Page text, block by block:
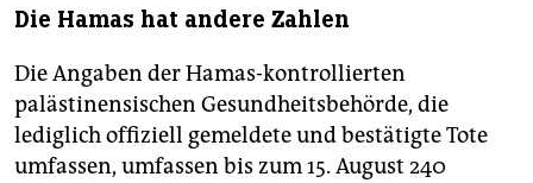
Die Hamas hat andere Zahlen
Die Angaben der Hamas-kontrollierten
palästinensischen Gesundheitsbehörde, die
lediglich offiziell gemeldete und bestätigte Tote
umfassen, umfassen bis zum 15. August 240